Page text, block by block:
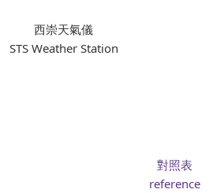
西崇天氣儀
STS Weather Station
對照表
reference